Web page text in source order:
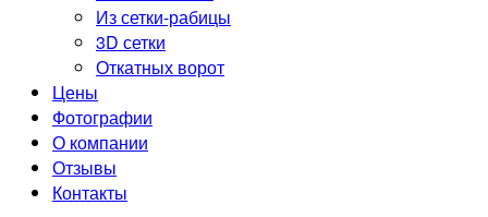
Из сетки-рабицы
3D сетки
Откатных ворот
Цены
Фотографии
О компании
Отзывы
Контакты